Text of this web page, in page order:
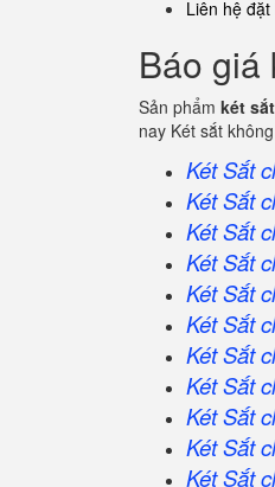
Liên hệ đặt
Báo giá
Sản phẩm két
nay Két sắt
Két Sắt
Két Sắt
Két Sắt
Két Sắt
Két Sắt
Két Sắt
Két Sắt
Két Sắt
Két Sắt
Két Sắt
Két Sắt